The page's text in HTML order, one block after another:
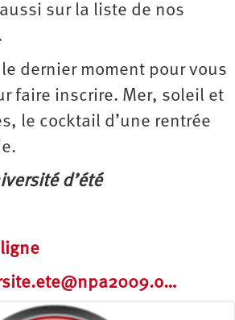
sur la liste de nos
dernier moment pour vous
faire inscrire. Mer, soleil et
le cocktail d’une rentrée
d’été